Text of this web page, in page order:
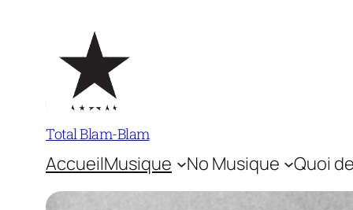
contenu
Total Blam-Blam
AccueilMusique No Musique Quoi